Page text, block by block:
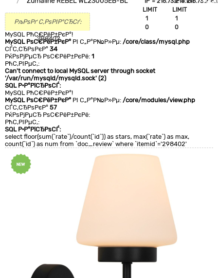
LIMIT
1
0
LIMIT
1
0
РљРѕРґ С‚РѕРІР°СЂСѓ:
298402
MySQL РћС€РёР±РєР°!
MySQL РѕС€РёР±РєР° РІ С„Р°Р№Р»Рµ: /core/class/mysql.php
СЃС‚СЂРѕРєР° 34
РќРѕРјРµСЂ РѕС€РёР±РєРё: 1
РћС‚РІРµС‚:
Can't connect to local MySQL server through socket
'/var/run/mysqld/mysqld.sock' (2)
SQL Р·Р°РїСЂРѕСЃ:
MySQL РћС€РёР±РєР°!
MySQL РѕС€РёР±РєР° РІ С„Р°Р№Р»Рµ: /core/modules/view.php
СЃС‚СЂРѕРєР° 57
РќРѕРјРµСЂ РѕС€РёР±РєРё:
РћС‚РІРµС‚:
SQL Р·Р°РїСЂРѕСЃ:
select floor(sum(`rate`)/count(`id`)) as stars, max(`rate`) as max,
count(`id`) as num from `doc_review` where `itemid`='298402'